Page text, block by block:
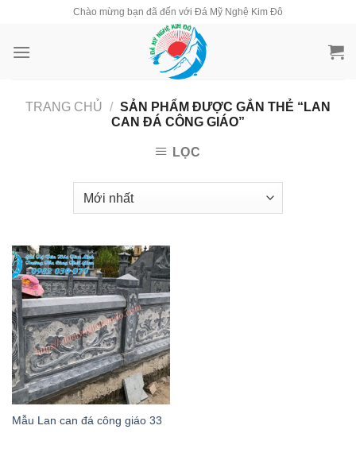
content
Chào mừng bạn đã đến với Đá Mỹ Nghệ Kim Đô
TRANG CHỦ / SẢN PHẨM ĐƯỢC GẮN THẺ “LAN
CAN ĐÁ CÔNG GIÁO”
LỌC
Mẫu Lan can đá công giáo 33